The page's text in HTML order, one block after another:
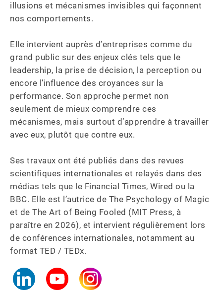
illusions et mécanismes invisibles qui façonnent
nos comportements.
Elle intervient auprès d’entreprises comme du
grand public sur des enjeux clés tels que le
leadership, la prise de décision, la perception ou
encore l’influence des croyances sur la
performance. Son approche permet non
seulement de mieux comprendre ces
mécanismes, mais surtout d’apprendre à travailler
avec eux, plutôt que contre eux.
Ses travaux ont été publiés dans des revues
scientifiques internationales et relayés dans des
médias tels que le Financial Times, Wired ou la
BBC. Elle est l’autrice de The Psychology of Magic
et de The Art of Being Fooled (MIT Press, à
paraître en 2026), et intervient régulièrement lors
de conférences internationales, notamment au
format TED / TEDx.